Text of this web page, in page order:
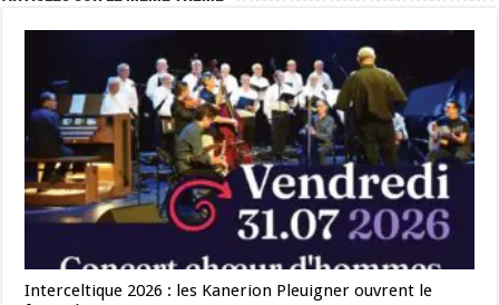
Interceltique 2026 : les Kanerion Pleuigner ouvrent le